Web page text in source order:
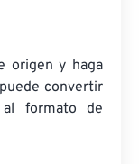
origen y haga
convertir
al formato de